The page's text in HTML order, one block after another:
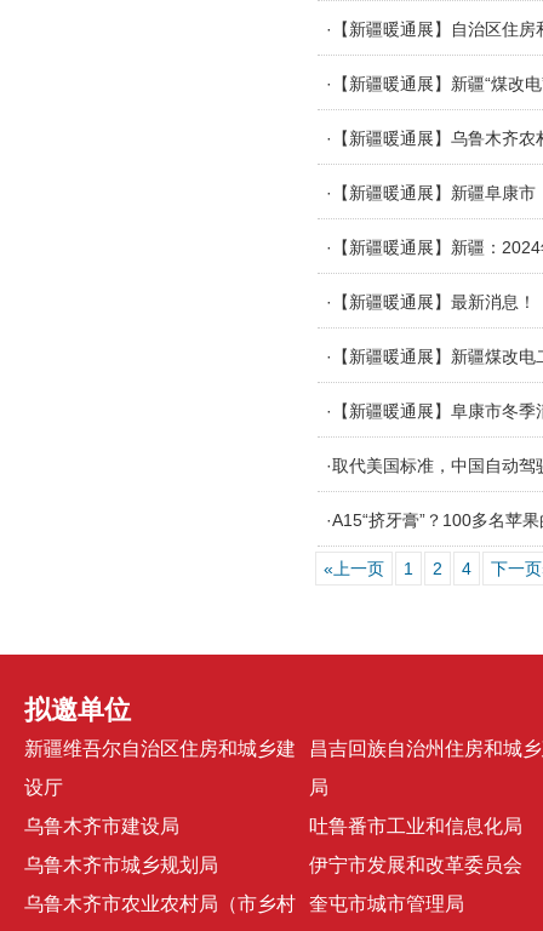
·【新疆暖通展】自治区住
·【新疆暖通展】新疆“煤改
·【新疆暖通展】乌鲁木齐
·【新疆暖通展】新疆阜康
·【新疆暖通展】新疆：
·【新疆暖通展】最新消息
·【新疆暖通展】新疆煤改
·【新疆暖通展】阜康市冬
·取代美国标准，中国自动
·A15“挤牙膏”？100多名苹
«上一页 1 2 4 下一
拟邀单位
新疆维吾尔自治区住房和城乡建
设厅
乌鲁木齐市建设局
乌鲁木齐市城乡规划局
乌鲁木齐市农业农村局（市乡村
昌吉回族自治州住房和城
局
吐鲁番市工业和信息化局
伊宁市发展和改革委员会
奎屯市城市管理局